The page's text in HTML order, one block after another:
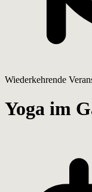
Wiederkehrende
Yoga im